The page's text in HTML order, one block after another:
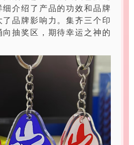
介绍了产品的功效和品牌
品牌影响力。集齐三个印
抽奖区，期待幸运之神的